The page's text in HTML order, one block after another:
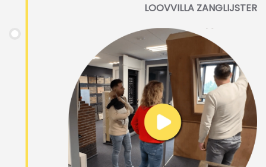
LOOVVILLA ZANGLIJSTER